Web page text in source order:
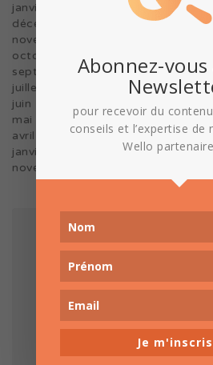
janvier 2022
décembre 2021
novembre 2021
octobre 2021
septembre 2021
juillet 2021
juin 2021
mai 2021
avril 2021
janvier 2021
novembre 2020
Abonnez-
pour recevoir du
conseils et l’expertise de
Wello
Je